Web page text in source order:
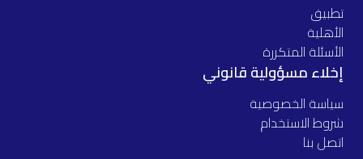
تطبيق
الأهلية
الأسئلة المتكررة
إخلاء مسؤولية قانوني
سياسة الخصوصية
شروط الاستخدام
اتصل بنا